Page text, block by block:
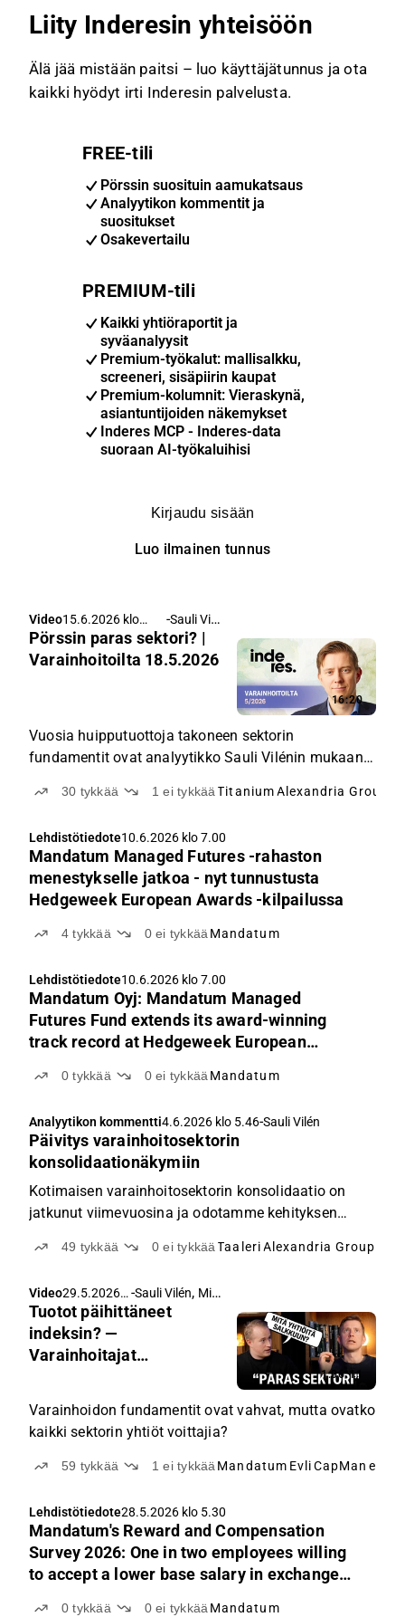
Liity Inderesin yhteisöön
Älä jää mistään paitsi – luo käyttäjätunnus ja ota
kaikki hyödyt irti Inderesin palvelusta.
FREE-tili
Pörssin suosituin aamukatsaus
Analyytikon kommentit ja
suositukset
Osakevertailu
PREMIUM-tili
Kaikki yhtiöraportit ja
syväanalyysit
Premium-työkalut: mallisalkku,
screeneri, sisäpiirin kaupat
Premium-kolumnit: Vieraskynä,
asiantuntijoiden näkemykset
Inderes MCP - Inderes-data
suoraan AI-työkaluihisi
Kirjaudu sisään
Luo ilmainen tunnus
16:20
Video15.6.2026 klo
11.00
- Sauli Vilén
Pörssin paras sektori? |
Varainhoitoilta 18.5.2026
Vuosia huipputuottoja takoneen sektorin
fundamentit ovat analyytikko Sauli Vilénin mukaan
30 tykkää 1ei tykkääTitaniumAlexandria Group
Lehdistötiedote10.6.2026 klo 7.00
Mandatum Managed Futures -rahaston
menestykselle jatkoa - nyt tunnustusta
Hedgeweek European Awards -kilpailussa
4tykkää 0ei tykkääMandatum
Lehdistötiedote10.6.2026 klo 7.00
Mandatum Oyj: Mandatum Managed
Futures Fund extends its award-winning
track record at Hedgeweek European
0tykkää 0ei tykkääMandatum
Analyytikon kommentti4.6.2026 klo 5.46-Sauli Vilén
Päivitys varainhoitosektorin
konsolidaationäkymiin
Kotimaisen varainhoitosektorin konsolidaatio on
jatkunut viimevuosina ja odotamme kehityksen
49 tykkää 0ei tykkääTaaleriAlexandria Group
1:06:11
Video29.5.2026
klo 14.50
-Sauli Vilén, Mikael Maijala
Tuotot päihittäneet
indeksin? —
Varainhoitajat
Varainhoidon fundamentit ovat vahvat, mutta ovatko
kaikki sektorin yhtiöt voittajia?
59 tykkää 1ei tykkää Mandatum EvliCapMan eQ
Lehdistötiedote28.5.2026 klo 5.30
Mandatum's Reward and Compensation
Survey 2026: One in two employees willing
to accept a lower base salary in exchange
0tykkää 0ei tykkää Mandatum